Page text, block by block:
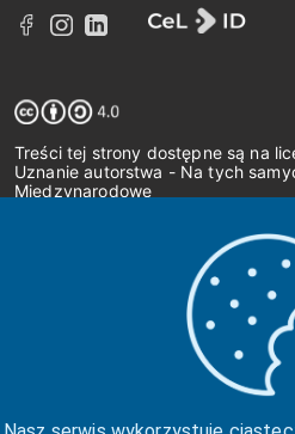
Treści tej strony dostępne są na
Uznanie autorstwa - Na tych
Międzynarodowe